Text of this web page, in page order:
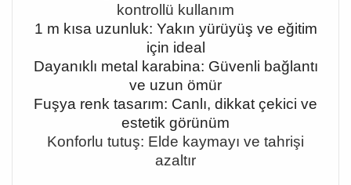
kontrollü kullanım
1 m kısa uzunluk: Yakın yürüyüş ve eğitim
için ideal
Dayanıklı metal karabina: Güvenli bağlantı
ve uzun ömür
Fuşya renk tasarım: Canlı, dikkat çekici ve
estetik görünüm
Konforlu tutuş: Elde kaymayı ve tahrişi
azaltır